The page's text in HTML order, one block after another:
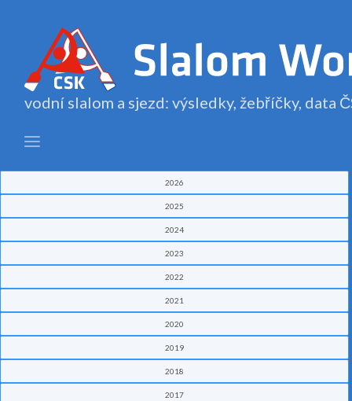
vodní slalom a sjezd: výsledky, žebříčky, data
2026
2025
2024
2023
2022
2021
2020
2019
2018
2017